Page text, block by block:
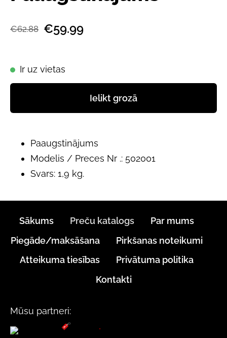
€62.88 €59.99
Ir uz vietas
Ielikt grozā
Paaugstinājums
Modelis / Preces Nr .: 502001
Svars: 1,9 kg.
Sākums Preču katalogs
Par mums
Piegāde/maksāšana
Pirkšanas noteikumi
Atteikuma tiesības
Privātuma politika
Kontakti
Mūsu partneri: